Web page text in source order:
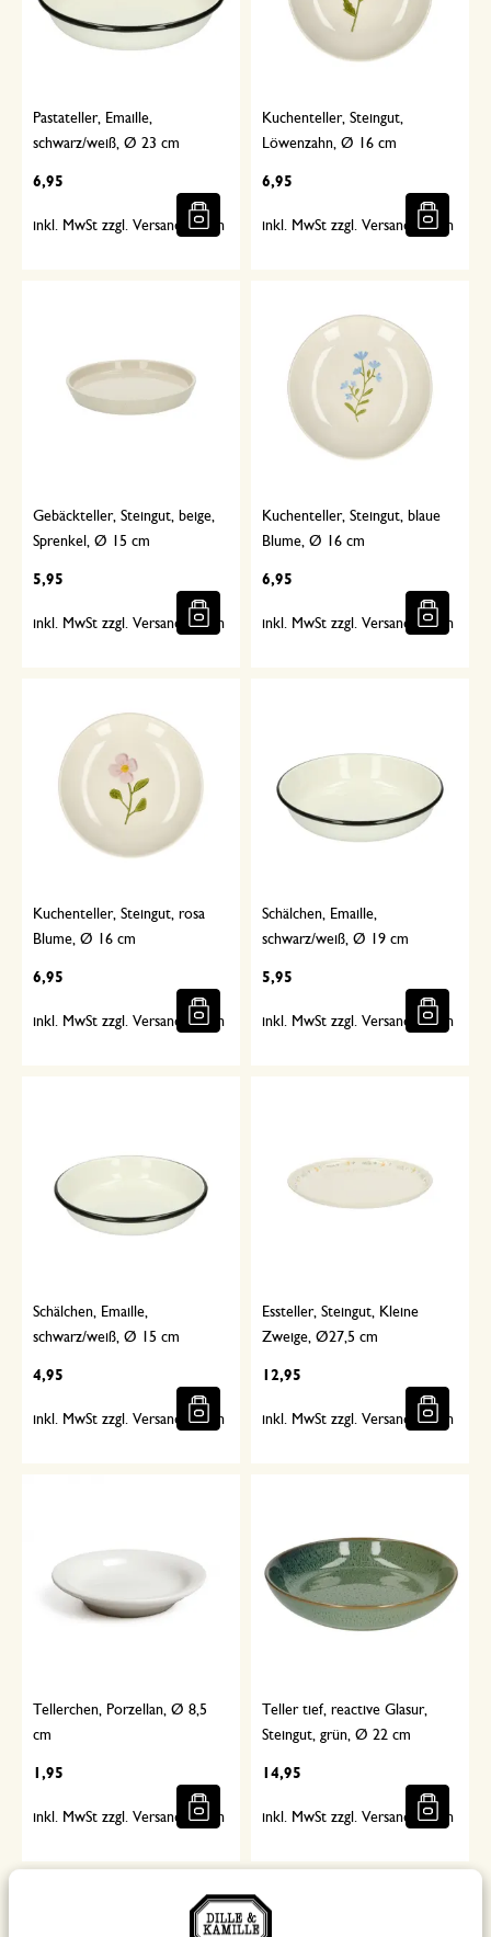
Pastateller, Emaille,
schwarz/weiß, Ø 23 cm
6,95
inkl. MwSt zzgl. Versandkosten
Kuchenteller, Steingut,
Löwenzahn, Ø 16 cm
6,95
inkl. MwSt zzgl. Versandkosten
Gebäckteller, Steingut, beige,
Sprenkel, Ø 15 cm
5,95
inkl. MwSt zzgl. Versandkosten
Kuchenteller, Steingut, blaue
Blume, Ø 16 cm
6,95
inkl. MwSt zzgl. Versandkosten
Kuchenteller, Steingut, rosa
Blume, Ø 16 cm
6,95
inkl. MwSt zzgl. Versandkosten
Schälchen, Emaille,
schwarz/weiß, Ø 19 cm
5,95
inkl. MwSt zzgl. Versandkosten
Schälchen, Emaille,
schwarz/weiß, Ø 15 cm
4,95
inkl. MwSt zzgl. Versandkosten
Essteller, Steingut, Kleine
Zweige, Ø27,5 cm
12,95
inkl. MwSt zzgl. Versandkosten
Tellerchen, Porzellan, Ø 8,5
cm
1,95
inkl. MwSt zzgl. Versandkosten
Teller tief, reactive Glasur,
Steingut, grün, Ø 22 cm
14,95
inkl. MwSt zzgl. Versandkosten